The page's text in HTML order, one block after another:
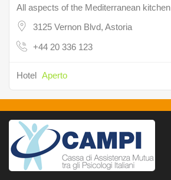
All aspects of the Mediterranean kitchen
3125 Vernon Blvd, Astoria
+44 20 336 123
Hotel Aperto